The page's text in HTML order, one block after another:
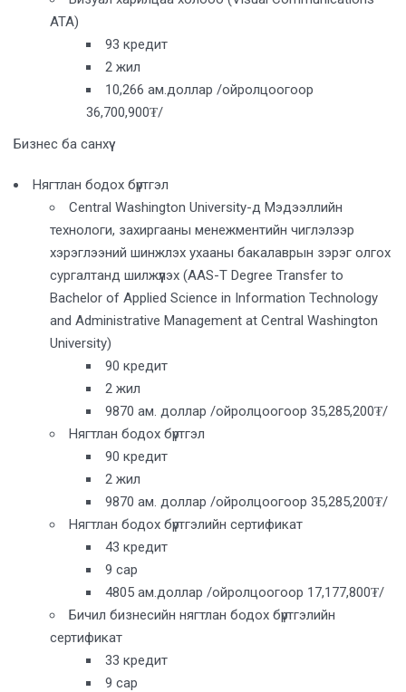
ATA)
93 кредит
2 жил
10,266 ам.доллар /ойролцоогоор
36,700,900₮/
Бизнес ба санхүү
Нягтлан бодох бүртгэл
Central Washington University-д Мэдээллийн
технологи, захиргааны менежментийн чиглэлээр
хэрэглээний шинжлэх ухааны бакалаврын зэрэг олгох
сургалтанд шилжүүлэх (AAS-T Degree Transfer to
Bachelor of Applied Science in Information Technology
and Administrative Management at Central Washington
University)
90 кредит
2 жил
9870 ам. доллар /ойролцоогоор 35,285,200₮/
Нягтлан бодох бүртгэл
90 кредит
2 жил
9870 ам. доллар /ойролцоогоор 35,285,200₮/
Нягтлан бодох бүртгэлийн сертификат
43 кредит
9 сар
4805 ам.доллар /ойролцоогоор 17,177,800₮/
Бичил бизнесийн нягтлан бодох бүртгэлийн
сертификат
33 кредит
9 сар